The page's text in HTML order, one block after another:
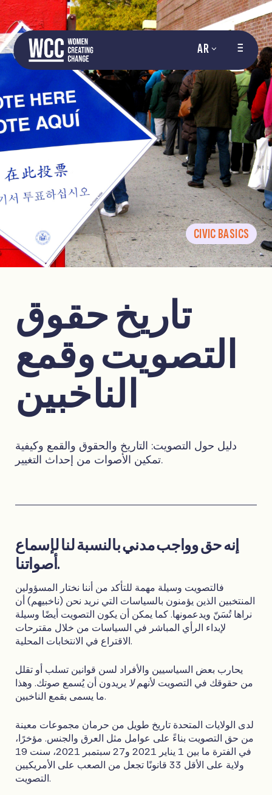
AR
CIVIC BASICS
تاريخ حقوق
التصويت وقمع
الناخبين
دليل حول التصويت: التاريخ والحقوق والقمع وكيفية
تمكين الأصوات من إحداث التغيير.
إنه حق وواجب مدني بالنسبة لنا لإسماع
أصواتنا.
فالتصويت وسيلة مهمة للتأكد من أننا نختار المسؤولين
المنتخبين الذين يؤمنون بالسياسات التي نريد نحن (ناخبيهم) أن
نراها تُسَنّ ويدعمونها. كما يمكن أن يكون التصويت أيضًا وسيلة
لإبداء الرأي المباشر في السياسات من خلال مقترحات
الاقتراع في الانتخابات المحلية.
يحارب بعض السياسيين والأفراد لسن قوانين تسلب أو تقلل
من حقوقك في التصويت لأنهملا يريدون أن يُسمع صوتك. وهذا
ما يسمى بقمع الناخبين.
لدى الولايات المتحدة تاريخ طويل من حرمان مجموعات معينة
من حق التصويت بناءً على عوامل مثل العرق والجنس. مؤخرًا،
في الفترة ما بين 1 يناير 2021 و27 سبتمبر 2021، سنت 19
ولاية على الأقل 33 قانونًا تجعل من الصعب على الأمريكيين
التصويت.